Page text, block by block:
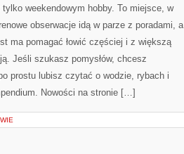
weekendowym hobby. To miejsce, w
obserwacje idą w parze z poradami, a
ma pomagać łowić częściej i z większą
Jeśli szukasz pomysłów, chcesz
prostu lubisz czytać o wodzie, rybach i
Nowości na stronie […]